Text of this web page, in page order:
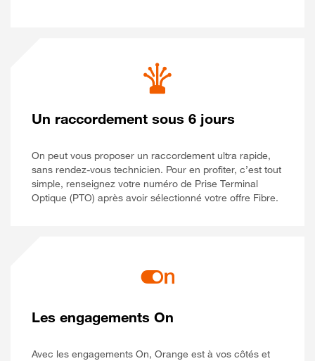
Un raccordement sous 6 jours
On peut vous proposer un raccordement ultra rapide,
sans rendez-vous technicien. Pour en profiter, c’est tout
simple, renseignez votre numéro de Prise Terminal
Optique (PTO) après avoir sélectionné votre offre Fibre.
Les engagements On
Avec les engagements On, Orange est à vos côtés et